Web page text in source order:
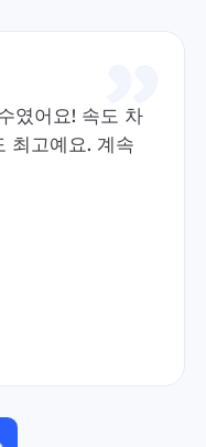
였어요! 속도 차
최고예요. 계속